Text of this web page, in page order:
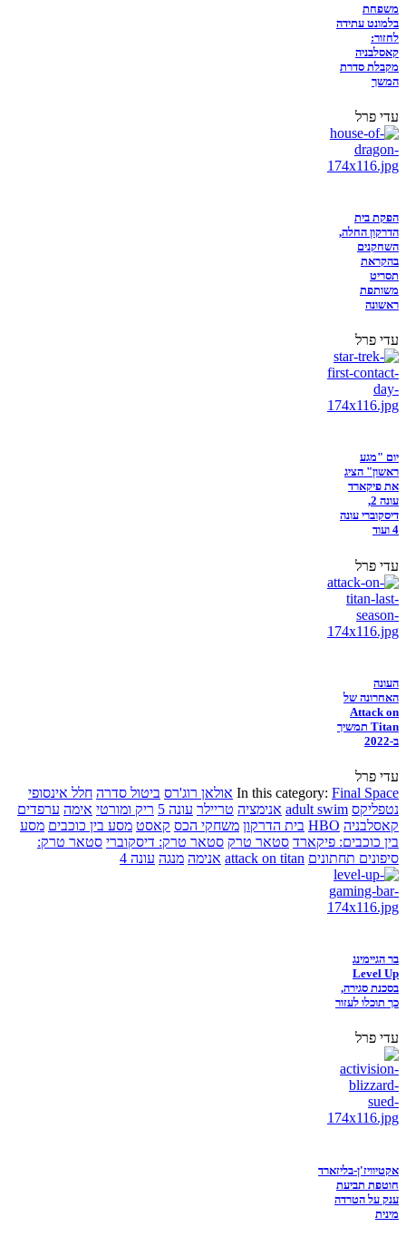
משפחת
בלמונט עתידה
לחזור:
קאסלבניה
מקבלת סדרת
המשך
עדי פרל
הפקת בית
הדרקון החלה,
השחקנים
בהקראת
תסריט
משותפת
ראשונה
עדי פרל
יום "מגע
ראשון" הציג
את פיקארד
עונה 2,
דיסקוברי עונה
4 ועוד
עדי פרל
העונה
האחרונה של
Attack on
Titan תמשיך
ב-2022
עדי פרל
In this category: Final Space אולאן רוג'רס ביטול סדרה חלל אינסופי
נטפליקס adult swim אנימציה טריילר עונה 5 ריק ומורטי אימה ערפדים
קאסלבניה HBO בית הדרקון משחקי הכס קאסט מסע בין כוכבים מסע
בין כוכבים: פיקארד סטאר טרק סטאר טרק: דיסקוברי סטאר טרק:
סיפונים תחתונים attack on titan אנימה מנגה עונה 4
בר הגיימינג
Level Up
בסכנת סגירה,
כך תוכלו לעזור
עדי פרל
אקטיוויז'ן-בליזארד
חוטפת תביעת
ענק על הטרדה
מינית